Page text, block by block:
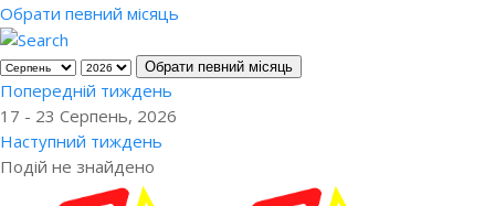
Обрати певний місяць
Обрати певний місяць
Попередній тиждень
17 - 23 Серпень, 2026
Наступний тиждень
Подій не знайдено